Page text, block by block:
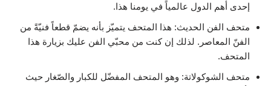
إحدى أهم الدول عالمياً في يومنا هذا.
متحف الفن الحديث: هذا المتحف يتميّز بأنه يضمّ قطعاً فنيّةً من
الفنّ المعاصر. لذلك إن كنت من محبّي الفن عليك بزيارة هذا
المتحف.
متحف الشوكولاتة: وهو المتحف المفضّل للكبار والصّغار حيث